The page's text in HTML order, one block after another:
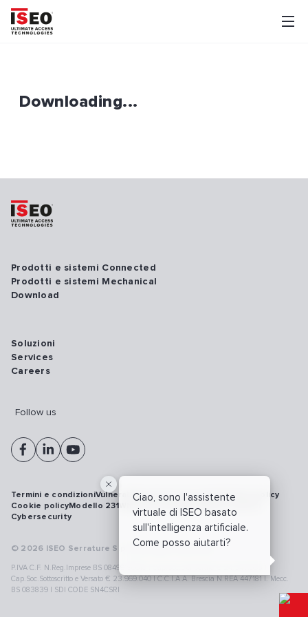
Downloading...
Ciao, sono l'assistente
virtuale di ISEO basato
sull'intelligenza artificiale.
Come posso aiutarti?
Prodotti e sistemi Connected
Prodotti e sistemi Mechanical
Download
Soluzioni
Services
Careers
Follow us
© 2026 ISEO Serrature S.p.A. All right reserved
P.IVA C.F. N.Reg.Imprese BS 08499190018 | Cap.Soc.Deliberato € 24.340.965 |
Cap.Soc.Sottoscritto e Versato € 23.969.040 | C.C.I.A.A. Brescia N.REA 447181 |. Mecc.
BS 083839 | SDI CODE SN4CSRI
Termini e condizioniVulnerability disclosure policyPrivacy policy
Cookie policyModello 231WhistleblowingRichiamo prodotti
Cybersecurity